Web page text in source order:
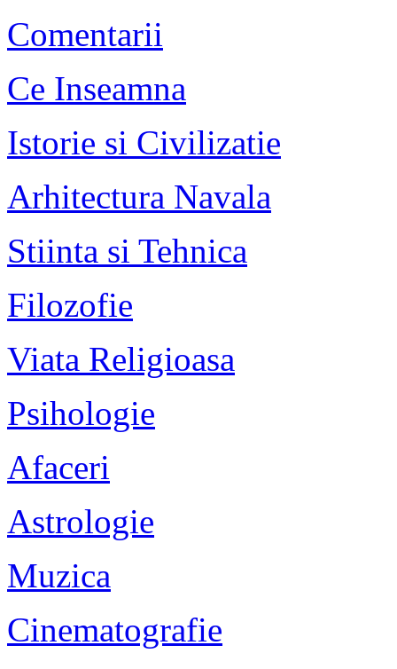
Comentarii
Ce Inseamna
Istorie si Civilizatie
Arhitectura Navala
Stiinta si Tehnica
Filozofie
Viata Religioasa
Psihologie
Afaceri
Astrologie
Muzica
Cinematografie